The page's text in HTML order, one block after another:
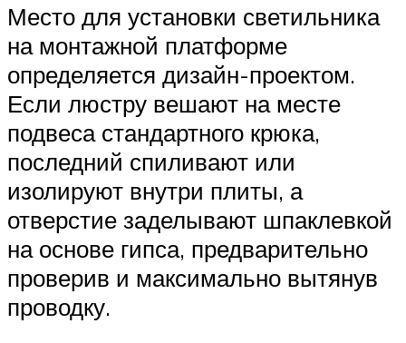
Место для установки светильника
на монтажной платформе
определяется дизайн-проектом.
Если люстру вешают на месте
подвеса стандартного крюка,
последний спиливают или
изолируют внутри плиты, а
отверстие заделывают шпаклевкой
на основе гипса, предварительно
проверив и максимально вытянув
проводку.